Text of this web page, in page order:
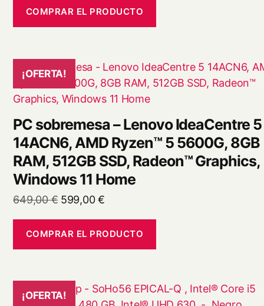
original
era:
actual
es:
COMPRAR EL PRODUCTO
¡OFERTA!
PC sobremesa – Lenovo IdeaCentre 5
14ACN6, AMD Ryzen™ 5 5600G, 8GB
RAM, 512GB SSD, Radeon™ Graphics,
Windows 11 Home
649,00€ El
original
era:
599,00€El
actual
es:
COMPRAR EL PRODUCTO
¡OFERTA!